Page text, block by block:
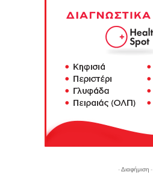
- Διαφήμιση -